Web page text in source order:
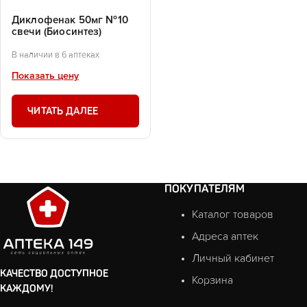
Диклофенак 50мг №10
свечи (Биосинтез)
В наличии в 6 аптеках
Показать цену
ЧИТАТЬ ДАЛЕЕ
КАЧЕСТВО ДОСТУПНОЕ
КАЖДОМУ!
ПОКУПАТЕЛЯМ
Каталог товаров
Адреса аптек
Личный кабинет
Корзина